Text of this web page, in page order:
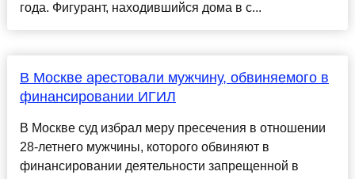
года. Фигурант, находившийся дома в с...
В Москве арестовали мужчину, обвиняемого в
финансировании ИГИЛ
В Москве суд избрал меру пресечения в отношении
28-летнего мужчины, которого обвиняют в
финансировании деятельности запрещенной в